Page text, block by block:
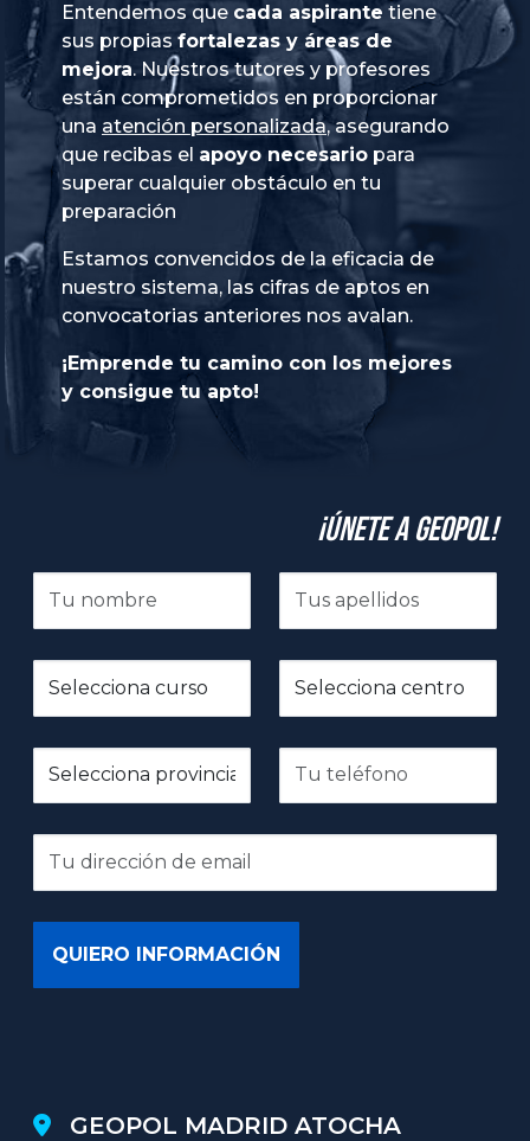
Entendemos que cada aspirante tiene
sus propias fortalezas y áreas de
mejora. Nuestros tutores y profesores
están comprometidos en proporcionar
una atención personalizada, asegurando
que recibas el apoyo necesario para
superar cualquier obstáculo en tu
preparación
Estamos convencidos de la eficacia de
nuestro sistema, las cifras de aptos en
convocatorias anteriores nos avalan.
¡Emprende tu camino con los mejores
y consigue tu apto!
¡Únete a GeoPol!
GEOPOL MADRID ATOCHA